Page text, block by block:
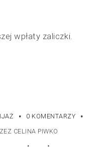
wpłaty zaliczki.
· 0 KOMENTARZY ·
CELINA PIWKO